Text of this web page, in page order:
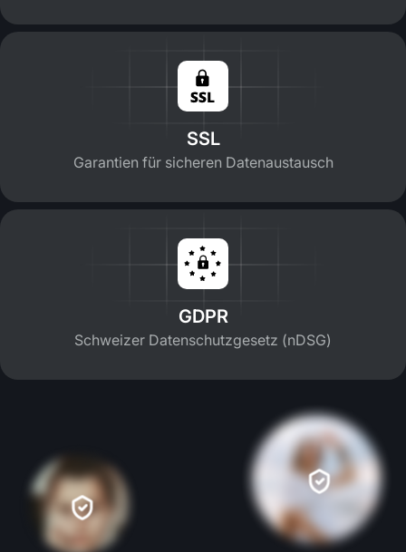
SSL
Garantien für sicheren Datenaustausch
GDPR
Schweizer Datenschutzgesetz (nDSG)